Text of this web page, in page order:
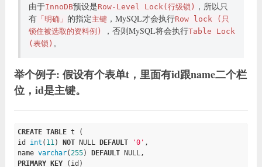
由于InnoDB预设是Row-Level Lock(行级锁) ，所以只
有「明确」 的指定主键，MySQL才会执行Row lock (只
锁住被选取的资料例)
，否则MySQL将会执行Table Lock
(表锁) 。
举个例子: 假设有个表单t，里面有id跟name二个栏
位，id是主键。
CREATE TABLE t (
id int ( 11) NOT NULL DEFAULT '0' ,
name varchar(255) DEFAULT NULL
PRIMARY
KEY (id)